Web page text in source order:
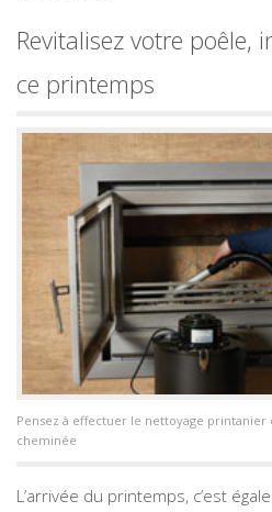
Revitalisez votre poêle,
ce printemps
Pensez à effectuer le nettoyage
cheminée
L’arrivée du printemps, c’est